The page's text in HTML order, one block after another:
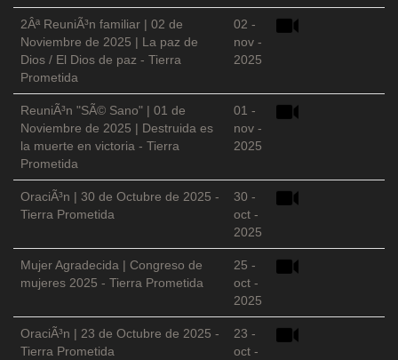
2Âª ReuniÃ³n familiar | 02 de
Noviembre de 2025 | La paz de
Dios / El Dios de paz - Tierra
Prometida
02 -
nov -
2025
ReuniÃ³n "SÃ© Sano" | 01 de
Noviembre de 2025 | Destruida es
la muerte en victoria - Tierra
Prometida
01 -
nov -
2025
OraciÃ³n | 30 de Octubre de 2025 -
Tierra Prometida
30 -
oct -
2025
Mujer Agradecida | Congreso de
mujeres 2025 - Tierra Prometida
25 -
oct -
2025
OraciÃ³n | 23 de Octubre de 2025 -
Tierra Prometida
23 -
oct -